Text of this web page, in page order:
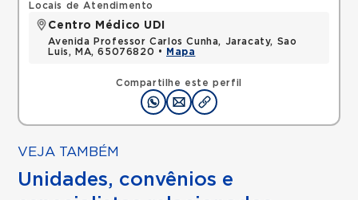
Compartilhe este perfil
Locais de Atendimento
Centro Médico UDI
Avenida Professor Carlos Cunha, Jaracaty, Sao
Luis, MA, 65076820 •
Mapa
VEJA TAMBÉM
Unidades, convênios e